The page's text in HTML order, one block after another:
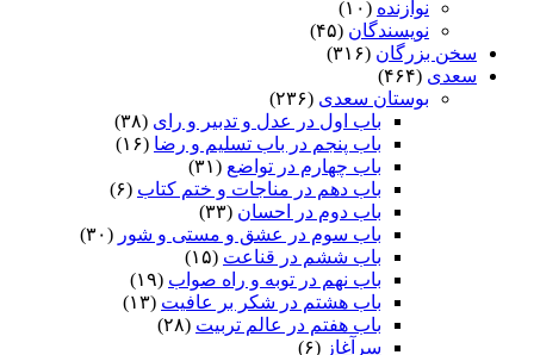
نوازنده (۱۰)
نویسندگان (۴۵)
سخن بزرگان (۳۱۶)
سعدی (۴۶۴)
بوستان سعدی (۲۳۶)
باب اول در عدل و تدبیر و رای (۳۸)
باب پنجم در باب تسلیم و رضا (۱۶)
باب چهارم در تواضع (۳۱)
باب دهم در مناجات و ختم کتاب (۶)
باب دوم در احسان (۳۳)
باب سوم در عشق و مستی و شور (۳۰)
باب ششم در قناعت (۱۵)
باب نهم در توبه و راه صواب (۱۹)
باب هشتم در شکر بر عافیت (۱۳)
باب هفتم در عالم تربیت (۲۸)
سرآغاز (۶)